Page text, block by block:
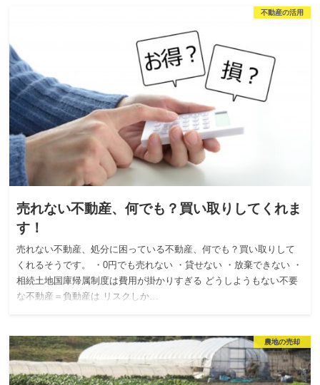
不動産の活用
売れない不動産、何でも？買い取りしてくれま
す！
売れない不動産、処分に困っている不動産、何でも？買い取りして
くれるそうです。 ・0円でも売れない ・貸せない ・放棄できない ・
相続土地国庫帰属制度は費用が掛かりすぎる どうしようもない不要
な不動産＝負動産は リスクしか…
農地の売却